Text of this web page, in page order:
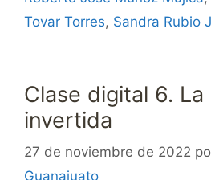
Tovar Torres, Sandra Rubio
Clase digital 6. La
invertida
27 de noviembre de 2022
Guanajuato